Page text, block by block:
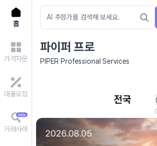
홈
가격자문
대출모집
거래사례
파이퍼 프로
PIPER Professional Services